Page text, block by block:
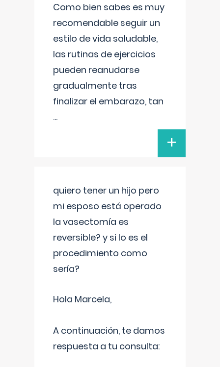
Como bien sabes es muy
recomendable seguir un
estilo de vida saludable,
las rutinas de ejercicios
pueden reanudarse
gradualmente tras
finalizar el embarazo, tan
...
+
quiero tener un hijo pero
mi esposo está operado
la vasectomía es
reversible? y si lo es el
procedimiento como
sería?
Hola Marcela,
A continuación, te damos
respuesta a tu consulta: